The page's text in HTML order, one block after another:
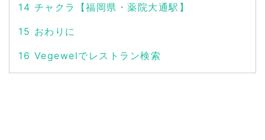
14 チャクラ【福岡県・薬院大通駅】
15 おわりに
16 Vegewelでレストラン検索